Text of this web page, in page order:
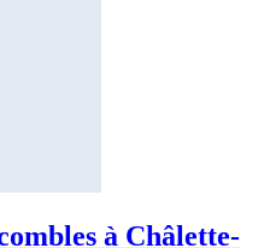
à Châlette-